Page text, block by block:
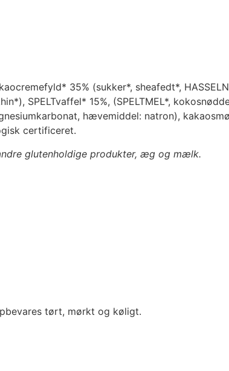
35% (sukker*, sheafedt*,
SPELTvaffel* 15%, (SPELTMEL*,
hævemiddel: natron),
certificeret.
glutenholdige produkter, æg og mælk.
tørt, mørkt og køligt.